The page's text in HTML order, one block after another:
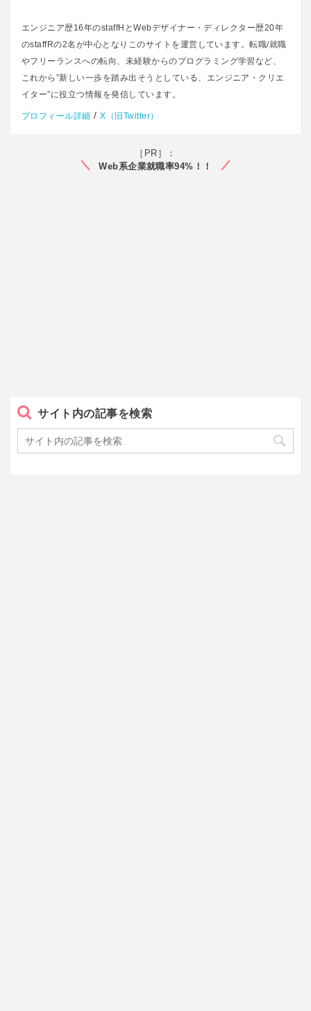
エンジニア歴16年のstaffHとWebデザイナー・ディレクター歴20年
のstaffRの2名が中心となりこのサイトを運営しています。転職/就職
やフリーランスへの転向、未経験からのプログラミング学習など、
これから”新しい一歩を踏み出そうとしている、エンジニア・クリエ
イター”に役立つ情報を発信しています。
プロフィール詳細 /X（旧Twitter）
［PR］：
Web系企業就職率94%！！
サイト内の記事を検索